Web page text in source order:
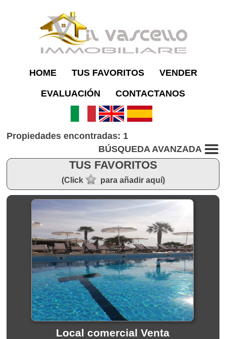
HOME TUS FAVORITOS VENDER
EVALUACIÓN CONTACTANOS
Propiedades encontradas: 1
BÚSQUEDA AVANZADA
TUS FAVORITOS
(Click para añadir aquí)
Local comercial Venta